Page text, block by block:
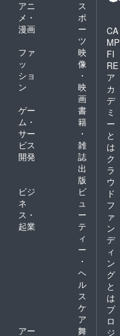
アニ
メ・
漫画
ス
ポ
ー
ツ
ファ
ッ
ショ
ン
映
像
・
映
画
ゲー
ム・
サー
ビス
開発
書
籍
・
雑
誌
出
版
ビジ
ネ
ス・
起業
ビ
ュ
ー
テ
ィ
ー
・
ヘ
ル
ス
ケ
ア
アー
舞
CA
MP
FI
RE
ア
カ
デ
ミ
ー
と
は
ク
ラ
ウ
ド
フ
ァ
ン
デ
ィ
ン
グ
と
は
プ
ロ
ジ